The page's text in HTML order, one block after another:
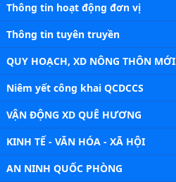
Thông tin hoạt động đơn vị
Thông tin tuyên truyền
QUY HOẠCH, XD NÔNG THÔN MỚI
Niêm yết công khai QCDCCS
VẬN ĐỘNG XD QUÊ HƯƠNG
KINH TẾ - VĂN HÓA - XÃ HỘI
AN NINH QUỐC PHÒNG